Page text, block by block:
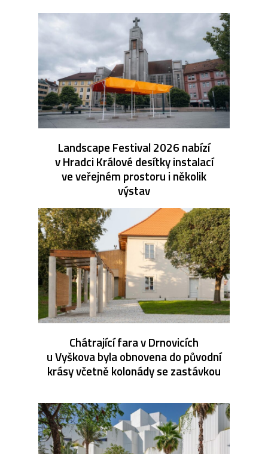
Landscape Festival 2026 nabízí
v Hradci Králové desítky instalací
ve veřejném prostoru i několik
výstav
Chátrající fara v Drnovicích
u Vyškova byla obnovena do původní
krásy včetně kolonády se zastávkou